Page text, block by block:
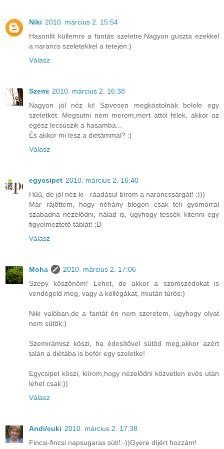
Niki 2010. március 2. 15:54
Hasonlít küllemre a fantás szeletre.Nagyon guszta ezekkel
a narancs szeletekkel a tetején:)
Válasz
Szemi 2010. március 2. 16:38
Nagyon jól néz ki! Szivesen megkóstolnák belole egy
szeletkét. Megsutni nem merem,mert attól félek, akkor az
egész lecsúszik a hasamba...
És akkor mi lesz a diétámmal? :(
Válasz
egycsipet 2010. március 2. 16:40
Hűű, de jól néz ki - ráadásul bírom a narancssárgát! :)))
Már rájöttem, hogy néhány blogon csak teli gyomorral
szabadna nézelődni, nálad is, úgyhogy tessék kitenni egy
figyelmeztető táblát! ;D
Válasz
Moha
2010. március 2. 17:06
Szepy köszönöm! Lehet, de akkor a szomszédokat is
vendégeld meg, vagy a kollégákat, miután túrós:)
Niki valóban,de a fantát én nem szeretem, úgyhogy olyat
nem sütök:)
Szemirámisz köszi, ha édesítővel sütöd meg,akkor azért
talán a diétába is befér egy szeletke!
Egycsipet köszi, kiírom,hogy nézelődni közvetlen evés után
lehet csak:))
Válasz
Andi/cuki 2010. március 2. 17:38
Fincsi-fincsi napsugaras süti!:-))Gyere díjért hozzám!